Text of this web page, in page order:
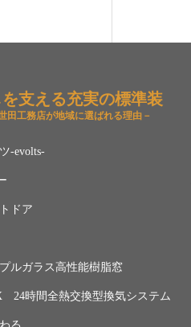
支える充実の標準装
田工務店が地域に選ばれる理由－
-evolts-
ドア
ルガラス高性能樹脂窓
24時間全熱交換型換気システム